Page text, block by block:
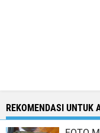
REKOMENDASI UNTUK